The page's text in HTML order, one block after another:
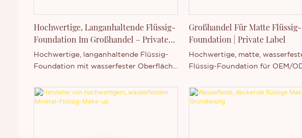
Hochwertige, Langanhaltende Flüssig-
Foundation Im Großhandel – Private
Label & Individualisierung
Hochwertige, langanhaltende Flüssig-
Foundation mit wasserfester Oberfläche
individueller Logodruck und OEM/ODM-
Anpassung möglich.
Großhandel Für Matte Flüssig-
Foundation | Private Label
Hochwertige, matte,
Flüssig-Foundation für OEM/
langanhaltende Formel bietet
Funktionen: Sie ist